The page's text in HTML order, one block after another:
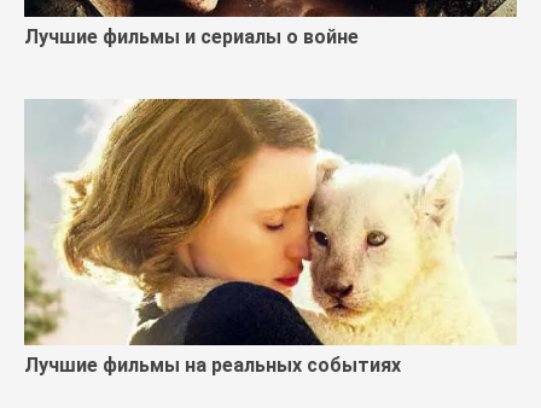
Лучшие фильмы и сериалы о войне
Лучшие фильмы на реальных событиях